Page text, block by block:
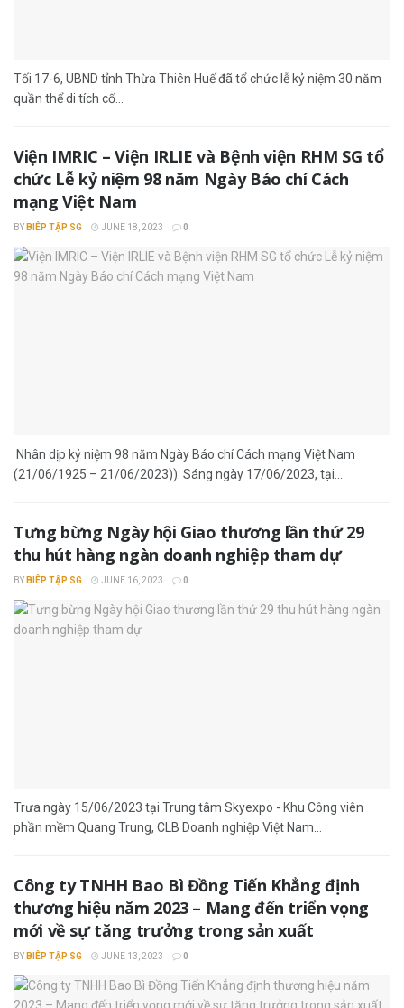
Tối 17-6, UBND tỉnh Thừa Thiên Huế đã tổ chức lễ kỷ niệm 30 năm
quần thể di tích cố...
Viện IMRIC – Viện IRLIE và Bệnh viện RHM SG tổ
chức Lễ kỷ niệm 98 năm Ngày Báo chí Cách
mạng Việt Nam
BY BIÊP TẬP SG JUNE 18, 2023 0
Nhân dịp kỷ niệm 98 năm Ngày Báo chí Cách mạng Việt Nam
(21/06/1925 – 21/06/2023)). Sáng ngày 17/06/2023, tại...
Tưng bừng Ngày hội Giao thương lần thứ 29
thu hút hàng ngàn doanh nghiệp tham dự
BY BIÊP TẬP SG JUNE 16, 2023 0
Trưa ngày 15/06/2023 tại Trung tâm Skyexpo - Khu Công viên
phần mềm Quang Trung, CLB Doanh nghiệp Việt Nam...
Công ty TNHH Bao Bì Đồng Tiến Khẳng định
thương hiệu năm 2023 – Mang đến triển vọng
mới về sự tăng trưởng trong sản xuất
BY BIÊP TẬP SG JUNE 13, 2023 0